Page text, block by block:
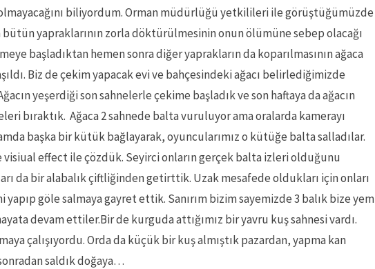
biliyordum. Orman müdürlüğü yetkilileri ile görüştüğümüzde
bütün yapraklarının zorla döktürülmesinin onun ölümüne sebep olacağı
başladıktan hemen sonra diğer yaprakların da koparılmasının ağaca
Biz de çekim yapacak evi ve bahçesindeki ağacı belirlediğimizde
yeşerdiği son sahnelerle çekime başladık ve son haftaya da ağacın
bıraktık. Ağaca 2 sahnede balta vuruluyor ama oralarda kamerayı
başka bir kütük bağlayarak, oyuncularımız o kütüğe balta salladılar.
visiual effect ile çözdük. Seyirci onların gerçek balta izleri olduğunu
da bir alabalık çiftliğinden getirttik. Uzak mesafede oldukları için onları
yapıp göle salmaya gayret ettik. Sanırım bizim sayemizde 3 balık bize yem
devam ettiler.Bir de kurguda attığımız bir yavru kuş sahnesi vardı.
çalışıyordu. Orda da küçük bir kuş almıştık pazardan, yapma kan
saldık doğaya…